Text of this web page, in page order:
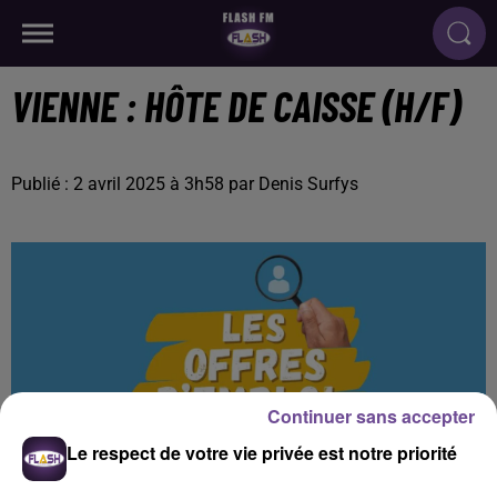
VIENNE : HÔTE DE CAISSE (H/F)
Publié : 2 avril 2025 à 3h58 par Denis Surfys
Le respect de votre vie privée est notre priorité
Continuer sans accepter